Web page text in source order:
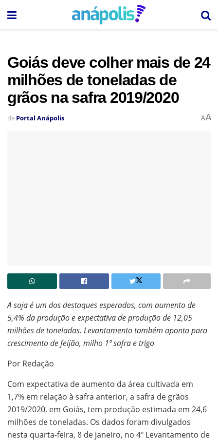
Goiás deve colher mais de 24
milhões de toneladas de
grãos na safra 2019/2020
de Portal Anápolis AA
A soja é um dos destaques esperados, com aumento de
5,4% da produção e expectativa de produção de 12,05
milhões de toneladas. Levantamento também aponta para
crescimento de feijão, milho 1ª safra e trigo
Por Redação
Com expectativa de aumento da área cultivada em
1,7% em relação à safra anterior, a safra de grãos
2019/2020, em Goiás, tem produção estimada em 24,6
milhões de toneladas. Os dados foram divulgados
nesta quarta-feira, 8 de janeiro, no 4º Levantamento de